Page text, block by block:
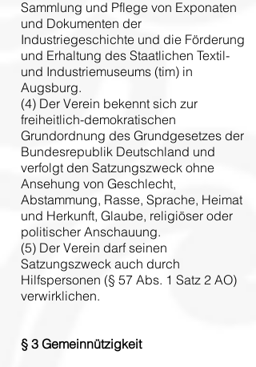
Sammlung und Pflege von Exponaten
und Dokumenten der
Industriegeschichte und die Förderung
und Erhaltung des Staatlichen Textil-
und Industriemuseums (tim) in
Augsburg.
(4) Der Verein bekennt sich zur
freiheitlich-demokratischen
Grundordnung des Grundgesetzes der
Bundesrepublik Deutschland und
verfolgt den Satzungszweck ohne
Ansehung von Geschlecht,
Abstammung, Rasse, Sprache, Heimat
und Herkunft, Glaube, religiöser oder
politischer Anschauung.
(5) Der Verein darf seinen
Satzungszweck auch durch
Hilfspersonen (§ 57 Abs. 1 Satz 2 AO)
verwirklichen.
§ 3 Gemeinnützigkeit